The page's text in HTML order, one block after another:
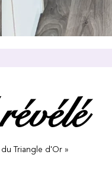
Triangle d'Or »